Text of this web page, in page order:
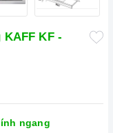
KF -
ngang